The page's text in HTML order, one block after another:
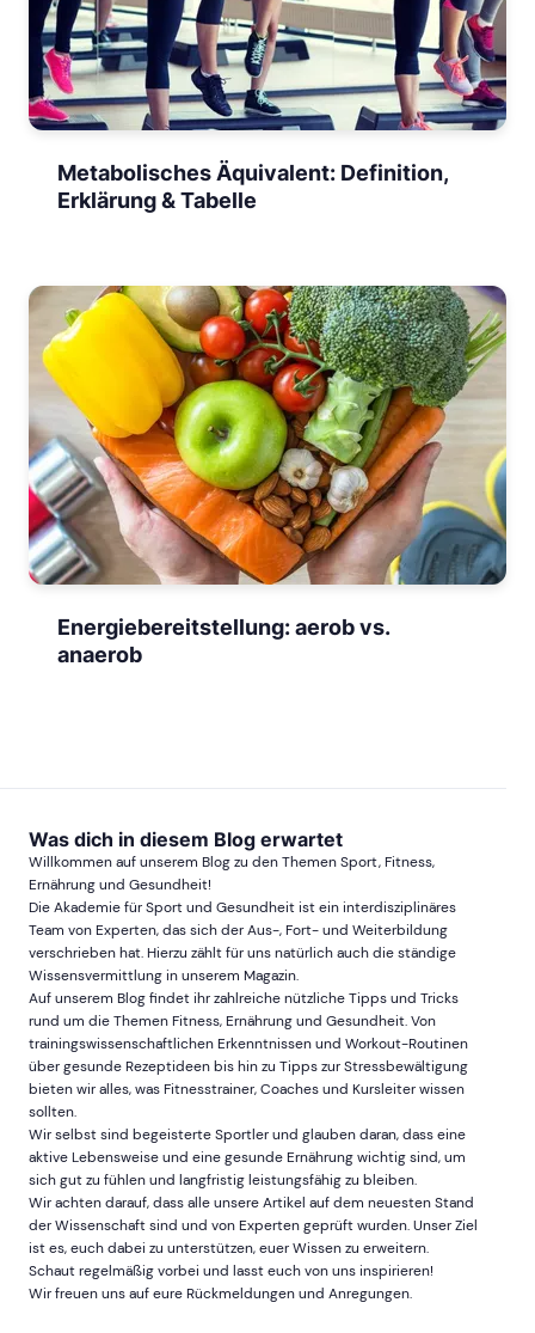
Metabolisches Äquivalent: Definition,
Erklärung & Tabelle
Energiebereitstellung: aerob vs.
anaerob
Was dich in diesem Blog erwartet
Willkommen auf unserem Blog zu den Themen Sport, Fitness,
Ernährung und Gesundheit!
Die Akademie für Sport und Gesundheit ist ein interdisziplinäres
Team von Experten, das sich der Aus-, Fort- und Weiterbildung
verschrieben hat. Hierzu zählt für uns natürlich auch die ständige
Wissensvermittlung in unserem Magazin.
Auf unserem Blog findet ihr zahlreiche nützliche Tipps und Tricks
rund um die Themen Fitness, Ernährung und Gesundheit. Von
trainingswissenschaftlichen Erkenntnissen und Workout-Routinen
über gesunde Rezeptideen bis hin zu Tipps zur Stressbewältigung
bieten wir alles, was Fitnesstrainer, Coaches und Kursleiter wissen
sollten.
Wir selbst sind begeisterte Sportler und glauben daran, dass eine
aktive Lebensweise und eine gesunde Ernährung wichtig sind, um
sich gut zu fühlen und langfristig leistungsfähig zu bleiben.
Wir achten darauf, dass alle unsere Artikel auf dem neuesten Stand
der Wissenschaft sind und von Experten geprüft wurden. Unser Ziel
ist es, euch dabei zu unterstützen, euer Wissen zu erweitern.
Schaut regelmäßig vorbei und lasst euch von uns inspirieren!
Wir freuen uns auf eure Rückmeldungen und Anregungen.